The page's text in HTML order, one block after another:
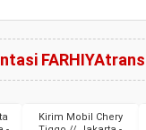
FARHIYAtrans
Kirim Mobil Chery